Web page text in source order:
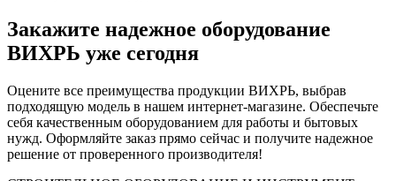
Закажите надежное оборудование
ВИХРЬ уже сегодня
Оцените все преимущества продукции ВИХРЬ, выбрав
подходящую модель в нашем интернет-магазине. Обеспечьте
себя качественным оборудованием для работы и бытовых
нужд. Оформляйте заказ прямо сейчас и получите надежное
решение от проверенного производителя!